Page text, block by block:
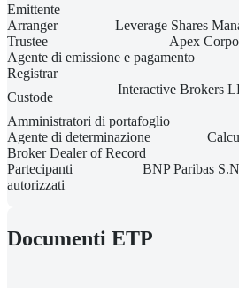
Emittente
Arranger
Leverage Shares
Trustee
Apex
Agente di emissione e pagamento
Registrar
Custode
Interactive Brokers
Amministratori di portafoglio
Agente di determinazione
Broker Dealer of Record
Partecipanti
autorizzati
BNP Paribas
Documenti ETP